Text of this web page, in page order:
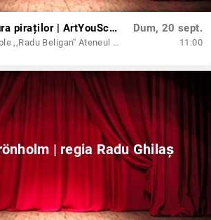
Anemona si aventura piraților | ArtYouSchool
Sala Mare de Spectacole ,,Radu Beligan'' Ateneul din Iași
Dum, 20 sept.
11:00
| regia Radu Ghilaș